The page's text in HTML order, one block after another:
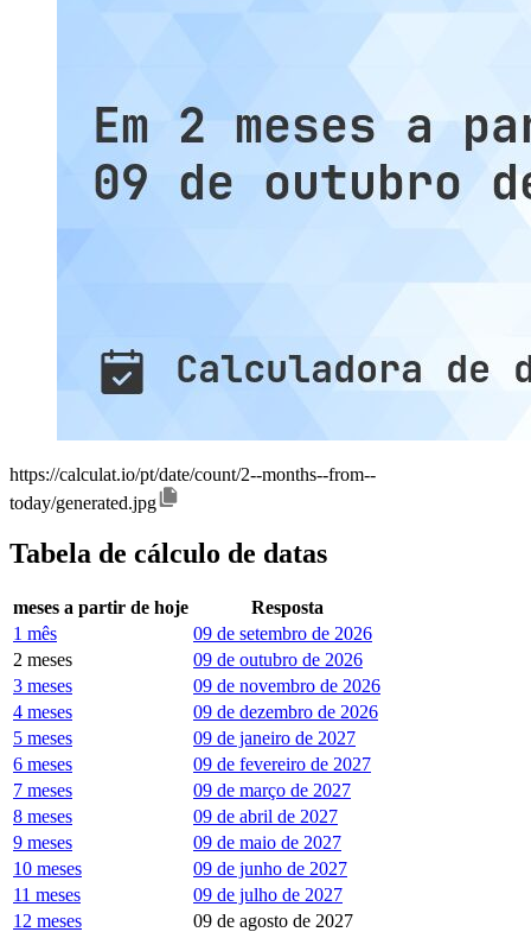
https://calculat.io/pt/date/count/2--months--from--
today/generated.jpg
Tabela de cálculo de datas
meses a partir de hoje
Resposta
1 mês
09 de setembro de 2026
2 meses
09 de outubro de 2026
3 meses
09 de novembro de 2026
4 meses
09 de dezembro de 2026
5 meses
09 de janeiro de 2027
6 meses
09 de fevereiro de 2027
7 meses
09 de março de 2027
8 meses
09 de abril de 2027
9 meses
09 de maio de 2027
10 meses
09 de junho de 2027
11 meses
09 de julho de 2027
12 meses
09 de agosto de 2027